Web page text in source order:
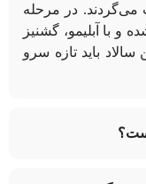
می‌گردند. در مرحله
با آبلیمو، گشنیز
باید تازه سرو